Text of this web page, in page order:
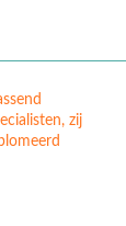
zij